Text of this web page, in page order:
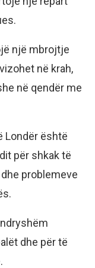
një mbrojtje
në krah,
në qendër me
Londër është
për shkak të
problemeve
dhe për të